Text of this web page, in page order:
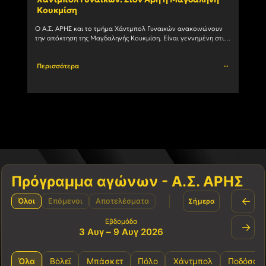
Κουκμίση
Ο Α.Σ. ΑΡΗΣ και το τμήμα Χάντμπολ Γυναικών ανακοινώνουν
την απόκτηση της Μαγδαληνής Κουκμίση. Είναι γεννημένη στις
Περισσότερα
Πρόγραμμα αγώνων - Α.Σ. ΑΡΗΣ
Όλοι Επόμενοι Αποτελέσματα Σήμερα ←
Εβδομάδα
3 Αυγ – 9 Αυγ 2026 →
Όλα Βόλεϊ Μπάσκετ Πόλο Χάντμπολ